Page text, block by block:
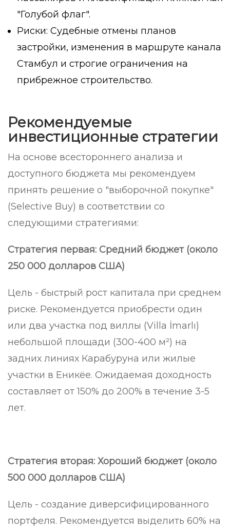
"Голубой флаг".
Риски: Судебные отмены планов
застройки, изменения в маршруте канала
Стамбул и строгие ограничения на
прибрежное строительство.
Рекомендуемые
инвестиционные стратегии
На основе всестороннего анализа и
доступного бюджета мы рекомендуем
принять решение о "выборочной покупке"
(Selective Buy) в соответствии со
следующими стратегиями:
Стратегия первая: Средний бюджет (около
250 000 долларов США)
Цель - быстрый рост капитала при среднем
риске. Рекомендуется приобрести один
или два участка под виллы (Villa İmarlı)
небольшой площади (300-400 м²) на
задних линиях Карабуруна или жилые
участки в Еникёе. Ожидаемая доходность
составляет от 150% до 200% в течение 3-5
лет.
Стратегия вторая: Хороший бюджет (около
500 000 долларов США)
Цель - создание диверсифицированного
портфеля. Рекомендуется выделить 60% на